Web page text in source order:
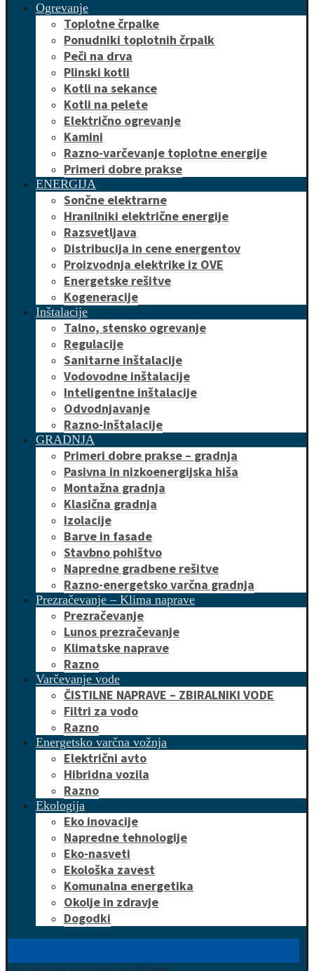
Ogrevanje
Toplotne črpalke
Ponudniki toplotnih črpalk
Peči na drva
Plinski kotli
Kotli na sekance
Kotli na pelete
Električno ogrevanje
Kamini
Razno-varčevanje toplotne energije
Primeri dobre prakse
ENERGIJA
Sončne elektrarne
Hranilniki električne energije
Razsvetljava
Distribucija in cene energentov
Proizvodnja elektrike iz OVE
Energetske rešitve
Kogeneracije
Inštalacije
Talno, stensko ogrevanje
Regulacije
Sanitarne inštalacije
Vodovodne inštalacije
Inteligentne inštalacije
Odvodnjavanje
Razno-inštalacije
GRADNJA
Primeri dobre prakse – gradnja
Pasivna in nizkoenergijska hiša
Montažna gradnja
Klasična gradnja
Izolacije
Barve in fasade
Stavbno pohištvo
Napredne gradbene rešitve
Razno-energetsko varčna gradnja
Prezračevanje – Klima naprave
Prezračevanje
Lunos prezračevanje
Klimatske naprave
Razno
Varčevanje vode
ČISTILNE NAPRAVE – ZBIRALNIKI VODE
Filtri za vodo
Razno
Energetsko varčna vožnja
Električni avto
Hibridna vozila
Razno
Ekologija
Eko inovacije
Napredne tehnologije
Eko-nasveti
Ekološka zavest
Komunalna energetika
Okolje in zdravje
Dogodki